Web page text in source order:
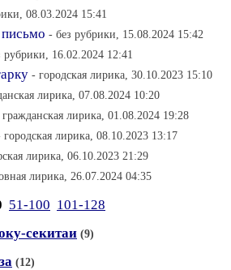
08.03.2024 15:41
- без рубрики, 15.08.2024 15:42
рубрики, 16.02.2024 12:41
- городская лирика, 30.10.2023 15:10
лирика, 07.08.2024 10:20
лирика, 01.08.2024 19:28
городская лирика, 08.10.2023 13:17
лирика, 06.10.2023 21:29
лирика, 26.07.2024 04:35
51-100 101-128
секитаи (9)
(12)